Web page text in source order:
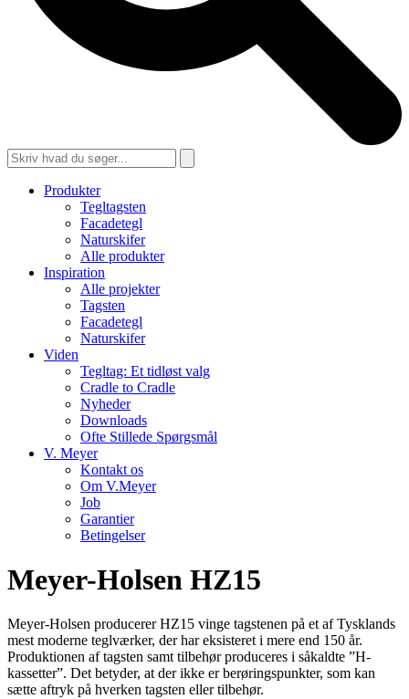
Produkter
Tegltagsten
Facadetegl
Naturskifer
Alle produkter
Inspiration
Alle projekter
Tagsten
Facadetegl
Naturskifer
Viden
Tegltag: Et tidløst valg
Cradle to Cradle
Nyheder
Downloads
Ofte Stillede Spørgsmål
V. Meyer
Kontakt os
Om V.Meyer
Job
Garantier
Betingelser
Meyer-Holsen HZ15
Meyer-Holsen producerer HZ15 vinge tagstenen på et af Tysklands
mest moderne teglværker, der har eksisteret i mere end 150 år.
Produktionen af tagsten samt tilbehør produceres i såkaldte ”H-
kassetter”. Det betyder, at der ikke er berøringspunkter, som kan
sætte aftryk på hverken tagsten eller tilbehør.